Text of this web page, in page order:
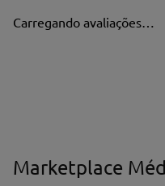
Carregando avaliações…
Marketplace